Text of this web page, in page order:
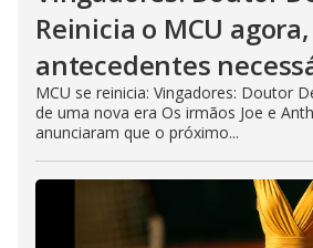
Reinicia o MCU
antecedentes
MCU se reinicia: Vingadores: Doutor
de uma nova era Os irmãos Joe e
anunciaram que o próximo...